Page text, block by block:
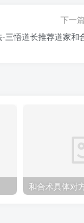
下一
三悟道长推荐道家和
和合术具体对